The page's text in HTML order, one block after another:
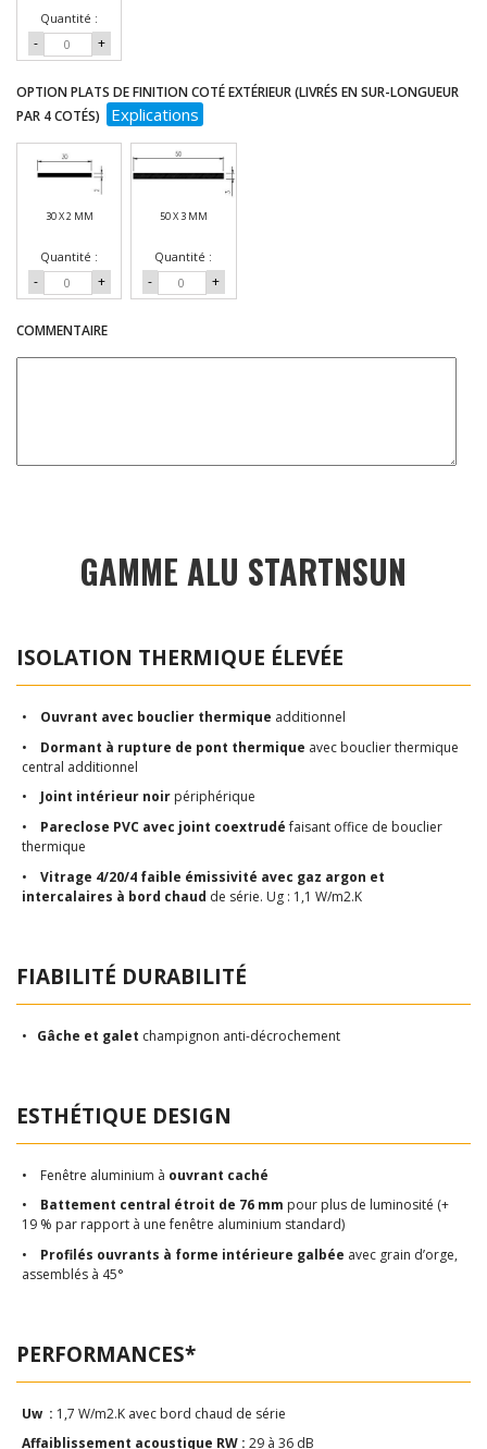
Quantité :
- +
OPTION PLATS DE FINITION COTÉ EXTÉRIEUR (LIVRÉS EN SUR-LONGUEUR
PAR 4 COTÉS)
Explications
30 X 2 MM
Quantité :
- +
50 X 3 MM
Quantité :
- +
COMMENTAIRE
GAMME ALU STARTNSUN
ISOLATION THERMIQUE ÉLEVÉE
• Ouvrant avec bouclier thermique additionnel
• Dormant à rupture de pont thermique avec bouclier thermique
central additionnel
• Joint intérieur noir périphérique
• Pareclose PVC avec joint coextrudéfaisant office de bouclier
thermique
• Vitrage 4/20/4 faible émissivité avec gaz argon et
intercalaires à bord chaud de série. Ug : 1,1 W/m2.K
FIABILITÉ DURABILITÉ
• Gâche et galet champignon anti-décrochement
ESTHÉTIQUE DESIGN
• Fenêtre aluminium à ouvrant caché
• Battement central étroit de 76 mm pour plus de luminosité (+
19 % par rapport à une fenêtre aluminium standard)
• Profilés ouvrants à forme intérieure galbée avec grain d’orge,
assemblés à 45°
PERFORMANCES*
Uw : 1,7 W/m2.K avec bord chaud de série
Affaiblissement acoustique RW : 29 à 36 dB